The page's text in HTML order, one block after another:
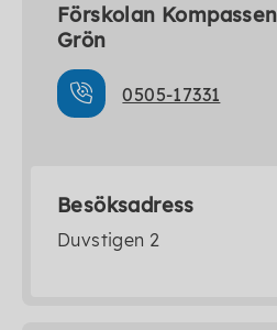
Förskolan
Grön
0505-17331
Besöksadress
Duvstigen 2